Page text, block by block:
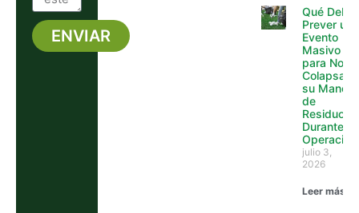
ENVIAR
Qué Debe
Prever un
Evento
Masivo
para No
Colapsar
su Manejo
de
Residuos
Durante la
Operación
julio 3,
2026
Leer más »